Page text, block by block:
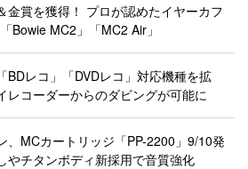
金賞を獲得！ プロが認めたイヤーカフ
Bowie MC2」「MC2 Air」
BDレコ」「DVDレコ」対応機種を拡
レコーダーからのダビングが可能に
、MCカートリッジ「PP-2200」9/10発
やチタンボディ新採用で音質強化